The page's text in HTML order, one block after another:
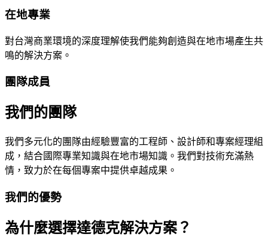
在地專業
對台灣商業環境的深度理解使我們能夠創造與在地市場產生共
鳴的解決方案。
團隊成員
我們的團隊
我們多元化的團隊由經驗豐富的工程師、設計師和專案經理組
成，結合國際專業知識與在地市場知識。我們對技術充滿熱
情，致力於在每個專案中提供卓越成果。
我們的優勢
為什麼選擇達德克解決方案？